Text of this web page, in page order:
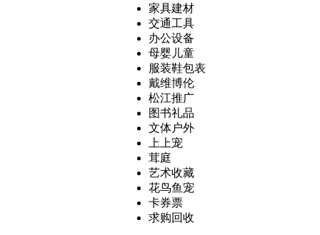
家具建材
交通工具
办公设备
母婴儿童
服装鞋包表
戴维博伦
松江推广
图书礼品
文体户外
上上宠
茸庭
艺术收藏
花鸟鱼宠
卡券票
求购回收